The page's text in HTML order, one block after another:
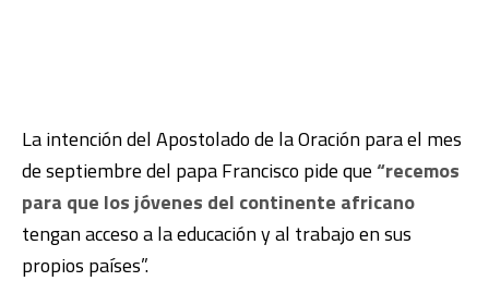
La intención del Apostolado de la Oración para el mes
de septiembre del papa Francisco pide que“recemos
para que los jóvenes del continente africano
tengan acceso a la educación y al trabajo en sus
propios países”.